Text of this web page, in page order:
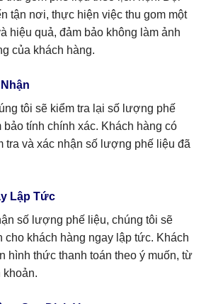
tận nơi, thực hiện việc thu gom một
hiệu quả, đảm bảo không làm ảnh
của khách hàng.
tôi sẽ kiểm tra lại số lượng phế
bảo tính chính xác. Khách hàng có
tra và xác nhận số lượng phế liệu đã
Lập Tức
số lượng phế liệu, chúng tôi sẽ
cho khách hàng ngay lập tức. Khách
hình thức thanh toán theo ý muốn, từ
khoản.